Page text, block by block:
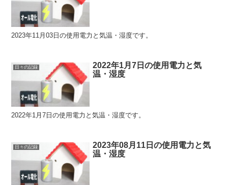
2023年11月03日の使用電力と気温・湿度です。
日々の記録
2022年1月7日の使用電力と気
温・湿度
2022年1月7日の使用電力と気温・湿度です。
日々の記録
2023年08月11日の使用電力と気
温・湿度